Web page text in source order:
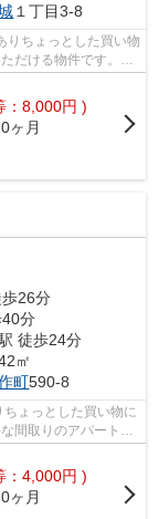
１丁目3-8
りちょっとした買い物
だける物件です。3
：8,000円 )
0ヶ月
歩26分
40分
徒歩24分
㎡
町590-8
ょっとした買い物に
間取りのアパート。
：4,000円 )
0ヶ月